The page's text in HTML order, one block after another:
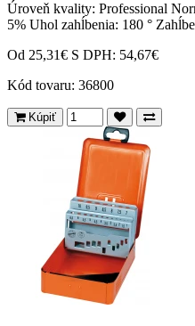
Úroveň kvality: Professional
5% Uhol zahĺbenia: 180 °
Od 25,31€ S DPH: 54,67€
Kód tovaru: 36800
Kúpiť